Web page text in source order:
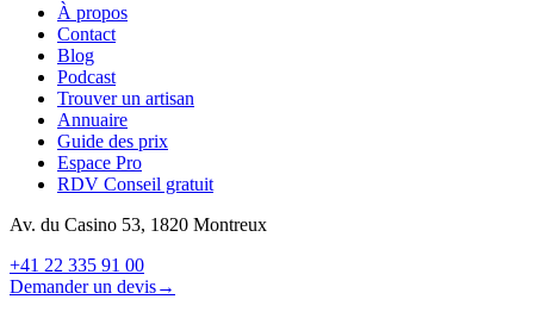
À propos
Contact
Blog
Podcast
Trouver un artisan
Annuaire
Guide des prix
Espace Pro
RDV Conseil gratuit
Av. du Casino 53, 1820 Montreux
+41 22 335 91 00
Demander un devis→